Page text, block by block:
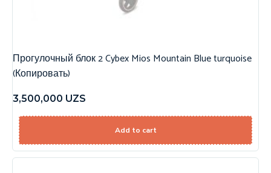
Прогулочный блок 2 Cybex Mios Mountain Blue turquoise
(Копировать)
3,500,000 UZS
Add to cart